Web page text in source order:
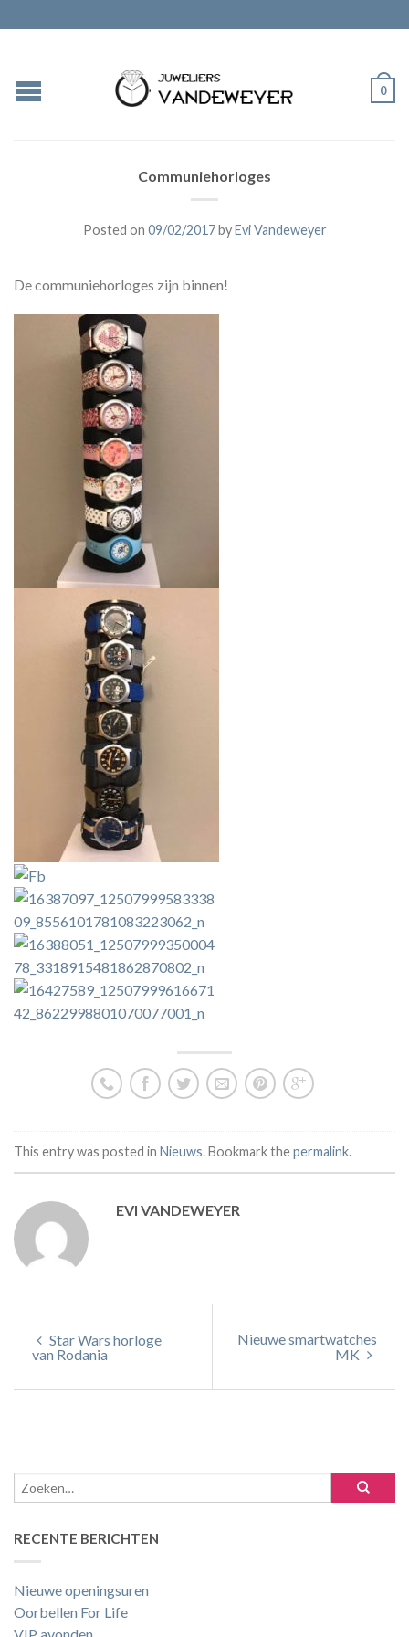
0
Communiehorloges
Posted on 09/02/2017byEvi Vandeweyer
De communiehorloges zijn binnen!
This entry was posted in Nieuws. Bookmark thepermalink.
EVI VANDEWEYER
Star Wars horloge
van Rodania
Nieuwe smartwatches
MK
RECENTE BERICHTEN
Nieuwe openingsuren
Oorbellen For Life